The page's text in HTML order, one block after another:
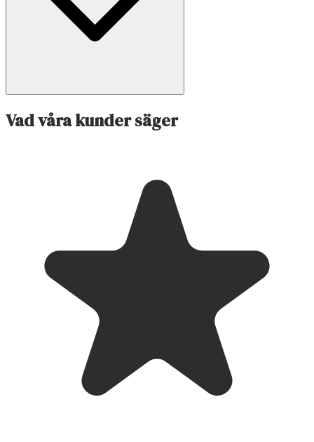
Vad våra kunder säger